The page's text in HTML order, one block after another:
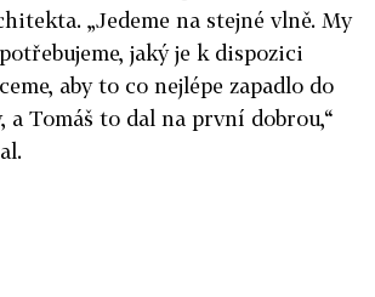
„Jedeme na stejné vlně. My
jaký je k dispozici
aby to co nejlépe zapadlo do
a Tomáš to dal na první dobrou,“